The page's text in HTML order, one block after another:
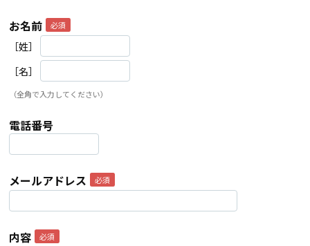
お名前
［姓］
［名］
（全角で入力してください）
電話番号
メールアドレス
内容